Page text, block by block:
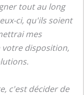
tout au long
ci, qu'ils soient
mes
votre disposition,
c'est décider de